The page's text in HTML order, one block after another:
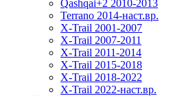
Qashqai+2 2010-2013
Terrano 2014-наст.вр.
X-Trail 2001-2007
X-Trail 2007-2011
X-Trail 2011-2014
X-Trail 2015-2018
X-Trail 2018-2022
X-Trail 2022-наст.вр.